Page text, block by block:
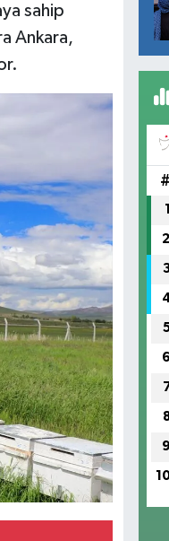
sahip
Ankara,
#
1
2
6
9